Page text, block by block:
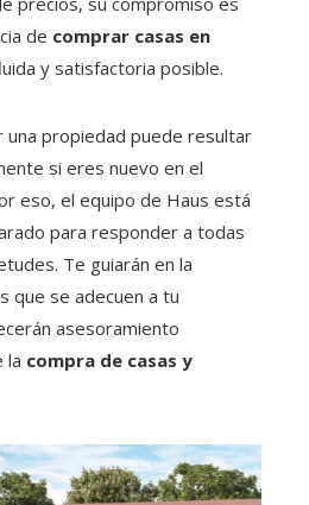
de comprar casas en
y satisfactoria posible.
una propiedad puede resultar
si eres nuevo en el
eso, el equipo de Haus está
para responder a todas
Te guiarán en la
que se adecuen a tu
asesoramiento
la compra de casas y